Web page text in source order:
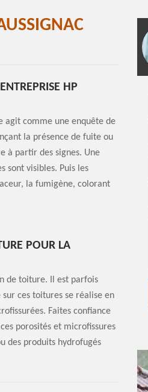
HP
agit comme une enquête de
la présence de fuite ou
à partir des signes. Une
sont visibles. Puis les
la fumigène, colorant
POUR LA
de toiture. Il est parfois
ces toitures se réalise en
Faites confiance
porosités et microfissures
des produits hydrofugés